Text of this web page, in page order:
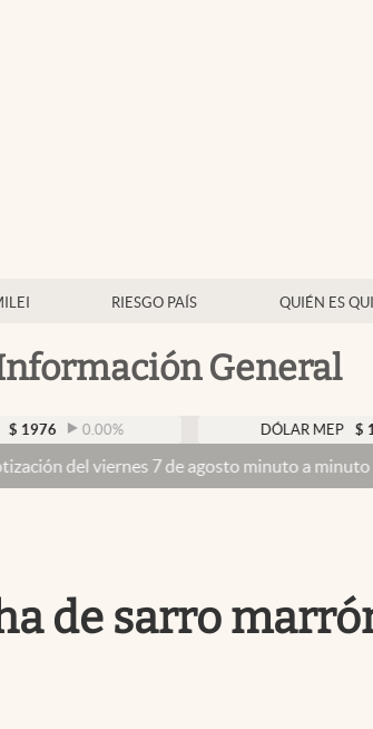
RIESGO PAÍS QUIÉN ES
General
0.00% DÓLAR MEP $ 1526,64
7 de agosto minuto a minuto
de sarro